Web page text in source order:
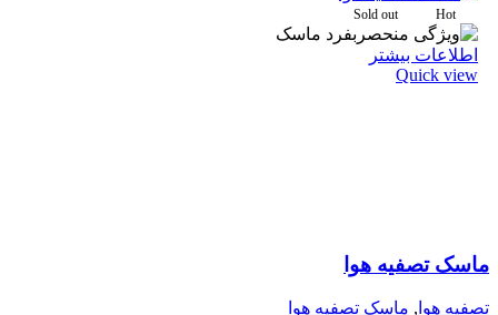
Sold out Hot
اطلاعات بیشتر
Quick view
ماسک تصفیه هوا
تصفیه هوا , ماسک تصفیه هوا